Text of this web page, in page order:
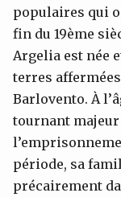
populaires qui
fin du 19ème
Argelia est née
terres affermées
Barlovento. À
tournant
période, sa
précairement